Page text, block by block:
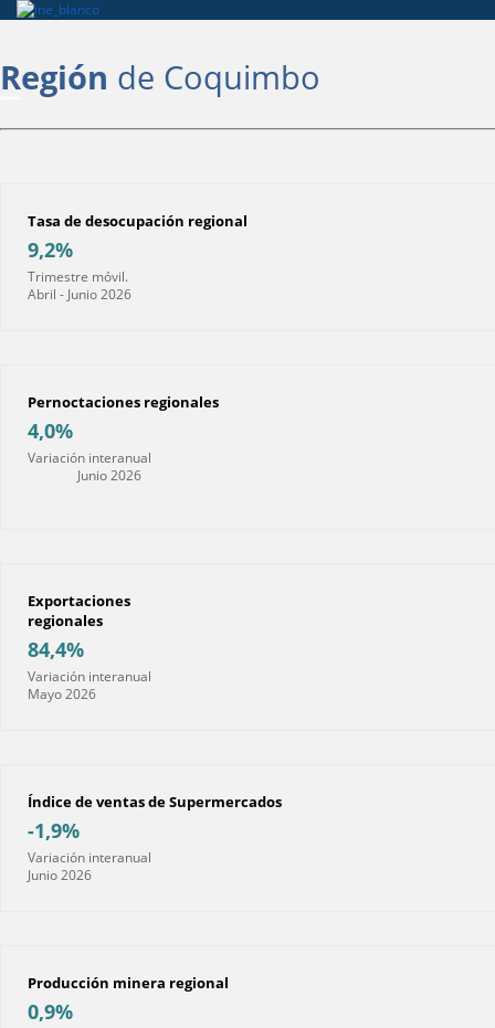
Región de Coquimbo
Tasa de desocupación regional
9,2%
Trimestre móvil.
Abril - Junio 2026
Pernoctaciones regionales
4,0%
Variación interanual
Junio 2026
Exportaciones
regionales
84,4%
Variación interanual
Mayo 2026
Índice de ventas de Supermercados
-1,9%
Variación interanual
Junio 2026
Producción minera regional
0,9%